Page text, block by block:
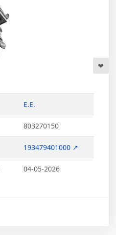
Ε.Ε.
803270150
193479401000 ↗
04-05-2026